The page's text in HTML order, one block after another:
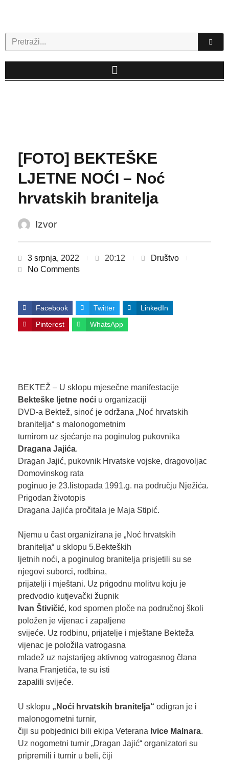
Search
[FOTO] BEKTEŠKE
LJETNE NOĆI – Noć
hrvatskih branitelja
Izvor
3 srpnja, 2022 20:12
Društvo
No Comments
Facebook Twitter LinkedIn
Pinterest WhatsApp
BEKTEŽ – U sklopu mjesečne manifestacije
Bekteške ljetne noći u organizaciji
DVD-a Bektež, sinoć je održana „Noć hrvatskih
branitelja“ s malonogometnim
turnirom uz sjećanje na poginulog pukovnika
Dragana Jajića.
Dragan Jajić, pukovnik Hrvatske vojske, dragovoljac
Domovinskog rata
poginuo je 23.listopada 1991.g. na području Nježića.
Prigodan životopis
Dragana Jajića pročitala je Maja Stipić.
Njemu u čast organizirana je „Noć hrvatskih
branitelja“ u sklopu 5.Bekteških
ljetnih noći, a poginulog branitelja prisjetili su se
njegovi suborci, rodbina,
prijatelji i mještani. Uz prigodnu molitvu koju je
predvodio kutjevački župnik
Ivan Štivičić, kod spomen ploče na područnoj školi
položen je vijenac i zapaljene
svijeće. Uz rodbinu, prijatelje i mještane Bekteža
vijenac je položila vatrogasna
mladež uz najstarijeg aktivnog vatrogasnog člana
Ivana Franjetića, te su isti
zapalili svijeće.
U sklopu „Noći hrvatskih branitelja“ odigran je i
malonogometni turnir,
čiji su pobjednici bili ekipa Veterana Ivice Malnara.
Uz nogometni turnir „Dragan Jajić“ organizatori su
pripremili i turnir u beli, čiji